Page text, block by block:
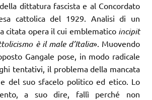
dittatura fascista e al Concordato
cattolica del 1929. Analisi di un
citata opera il cui emblematico incipit
è il male d’Italia». Muovendo
Gangale pose, in modo radicale
tentativi, il problema della mancata
del suo sfacelo politico ed etico. Lo
a suo dire, fallì perché non